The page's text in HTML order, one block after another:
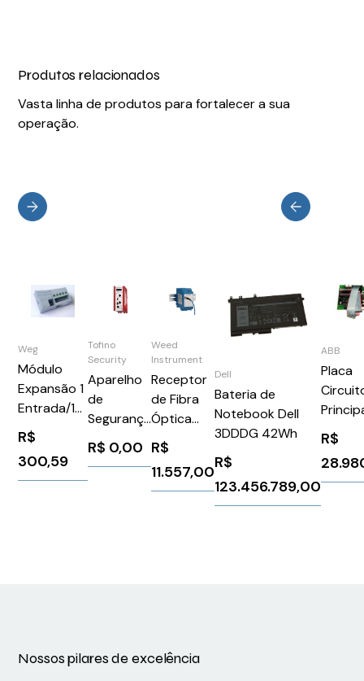
Produtos relacionados
Vasta linha de produtos para fortalecer a sua
operação.
Weg
Módulo
Expansão 1
Entrada/1
Saída 0-10
V CFW100
CFW100IOA
Weg
R$
300,59
Tofino
Security
Aparelho
de
Segurança
Tofino
Xenon
R$ 0,00
Weed
Instrument
Receptor
de Fibra
Óptica
2R09
R$
11.557,00
Dell
Bateria de
Notebook Dell
3DDDG 42Wh
R$
123.456.789,00
ABB
Placa
Nint-
P/Inv
ABB
R$
Nossos pilares de excelência